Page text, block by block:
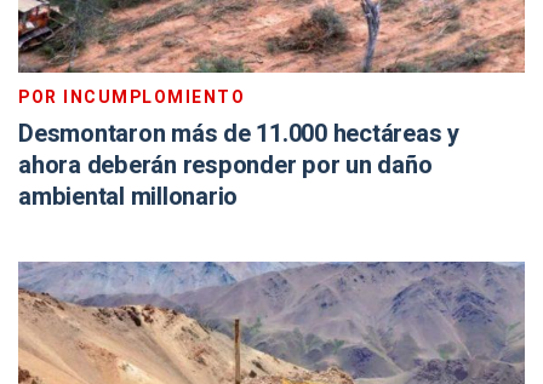
POR INCUMPLOMIENTO
Desmontaron más de 11.000 hectáreas y
ahora deberán responder por un daño
ambiental millonario